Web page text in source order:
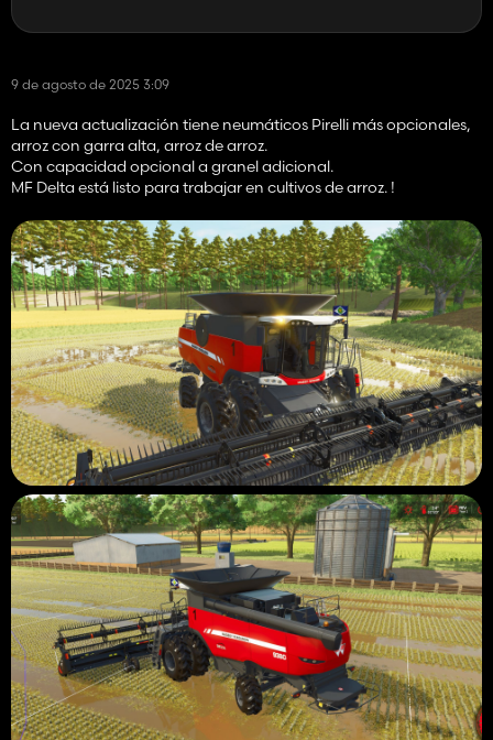
9 de agosto de 2025 3:09
La nueva actualización tiene neumáticos Pirelli más opcionales,
arroz con garra alta, arroz de arroz.
Con capacidad opcional a granel adicional.
MF Delta está listo para trabajar en cultivos de arroz. !